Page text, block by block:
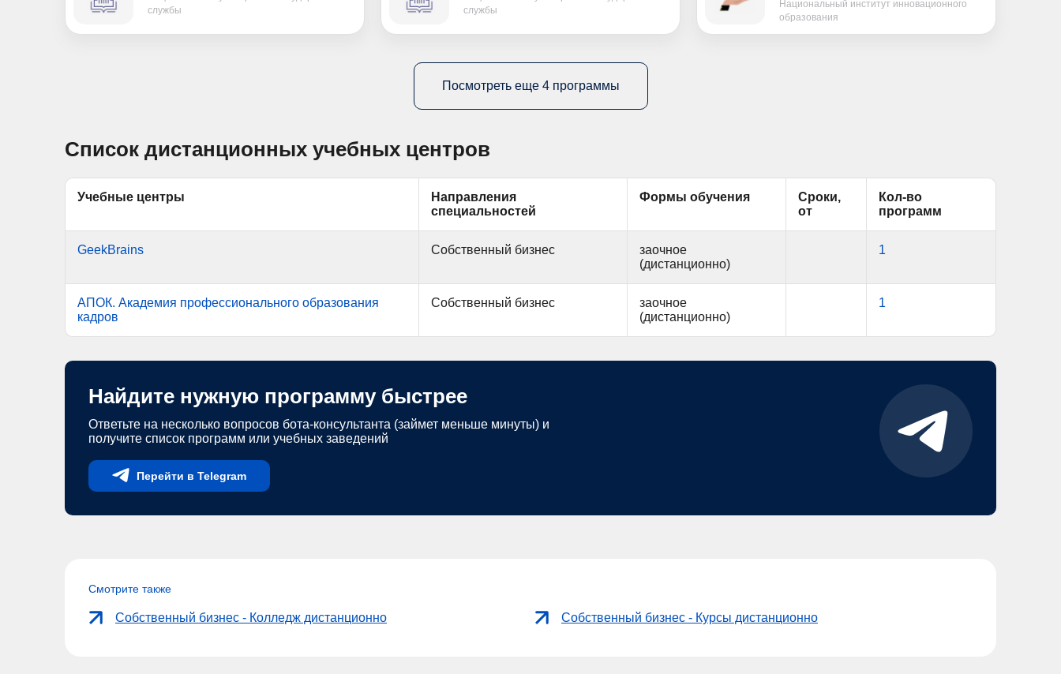
службы
службы
Национальный институт инновационного
образования
Посмотреть еще 4 программы
Список дистанционных учебных центров
Учебные центры
Направления
специальностей
Формы обучения
Сроки,
от
Кол-во
программ
GeekBrains Собственный бизнес
заочное
(дистанционно)
1
АПОК. Академия профессионального образования
кадров
Собственный бизнес
заочное
(дистанционно)
1
Найдите нужную программу быстрее
Ответьте на несколько вопросов бота-консультанта (займет меньше минуты) и
получите список программ или учебных заведений
Перейти в Telegram
Смотрите также
Собственный бизнес - Колледж дистанционно Собственный бизнес - Курсы дистанционно